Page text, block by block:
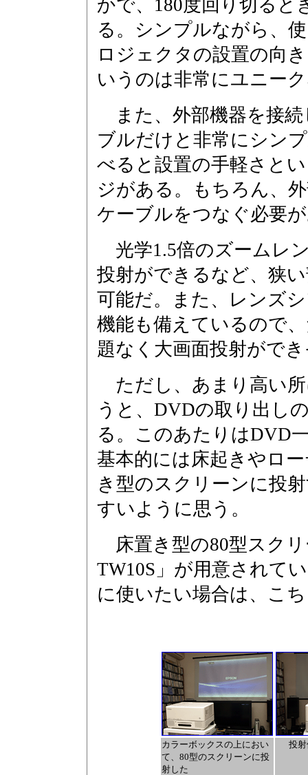
かで、180度回り切ると
る。シンプルながら、
ロジェクタの設置の向
いうのは非常にユニー
また、外部機器を接続
ブルだけと非常にシン
べると設置の手軽さと
ジがある。もちろん、
ケーブルをつなぐ必要
光学1.5倍のズームレ
投射ができるなど、狭
可能だ。また、レンズ
機能も備えているので
題なく大画面投射がで
ただし、あまり高い所
うと、DVDの取り出し
る。このあたりはDVD
基本的には床起きやロ
き型のスクリーンに投
すいように思う。
床置き型の80型スク
TW10S」が用意されて
に使いたい場合は、こ
カラーボックスの上におい
て、80型のスクリーンに投
射した
投